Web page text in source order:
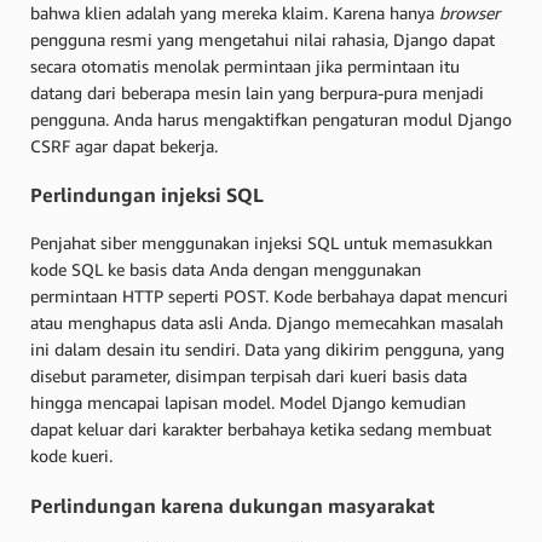
bahwa klien adalah yang mereka klaim. Karena hanya browser
pengguna resmi yang mengetahui nilai rahasia, Django dapat
secara otomatis menolak permintaan jika permintaan itu
datang dari beberapa mesin lain yang berpura-pura menjadi
pengguna. Anda harus mengaktifkan pengaturan modul Django
CSRF agar dapat bekerja.
Perlindungan injeksi SQL
Penjahat siber menggunakan injeksi SQL untuk memasukkan
kode SQL ke basis data Anda dengan menggunakan
permintaan HTTP seperti POST. Kode berbahaya dapat mencuri
atau menghapus data asli Anda. Django memecahkan masalah
ini dalam desain itu sendiri. Data yang dikirim pengguna, yang
disebut parameter, disimpan terpisah dari kueri basis data
hingga mencapai lapisan model. Model Django kemudian
dapat keluar dari karakter berbahaya ketika sedang membuat
kode kueri.
Perlindungan karena dukungan masyarakat